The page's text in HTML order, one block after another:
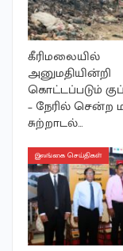
கீரிமலையில்
அனுமதியின்றி
கொட்டப்படும்
– நேரில் சென்ற
சுற்றாடல்…
இலங்கை செய்திகள்